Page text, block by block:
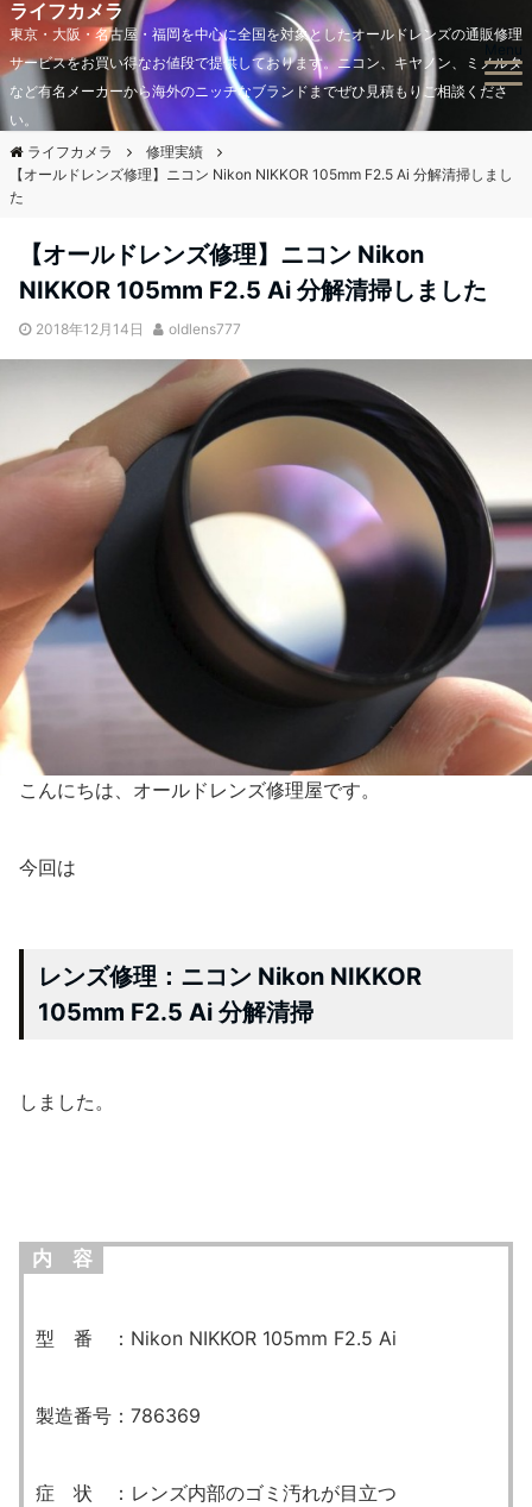
ライフカメラ
東京・大阪・名古屋・福岡を中心に全国を対象としたオールドレンズの通販修理
サービスをお買い得なお値段で提供しております。ニコン、キヤノン、ミノルタ
など有名メーカーから海外のニッチなブランドまでぜひ見積もりご相談くださ
い。
ライフカメラ
修理実績
【オールドレンズ修理】ニコン Nikon NIKKOR 105mm F2.5 Ai 分解清掃しまし
た
【オールドレンズ修理】ニコン Nikon
NIKKOR 105mm F2.5 Ai 分解清掃しました
2018年12月14日 oldlens777
こんにちは、オールドレンズ修理屋です。
今回は
レンズ修理：ニコン Nikon NIKKOR
105mm F2.5 Ai 分解清掃
しました。
内 容
型 番 ：Nikon NIKKOR 105mm F2.5 Ai
製造番号：786369
症 状 ：レンズ内部のゴミ汚れが目立つ